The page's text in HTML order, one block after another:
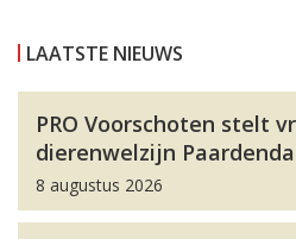
LAATSTE NIEUWS
PRO Voorschoten stelt
dierenwelzijn
8 augustus 2026